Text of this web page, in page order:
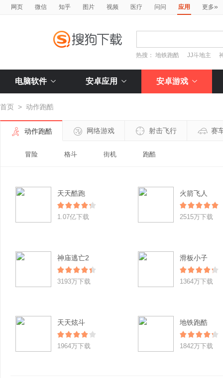
网页 微信 知乎 图片 视频 医疗 问问 应用 更多»
热搜：地铁跑酷 JJ斗地主
电脑软件 安卓应用 安卓游戏
首页 > 动作跑酷
动作跑酷 网络游戏 射击飞行 赛
冒险 格斗 街机 跑酷
天天酷跑
1.07亿下载
火箭飞人
2515万下载
神庙逃亡2
3193万下载
滑板小子
1364万下载
天天炫斗
1964万下载
地铁跑酷
1842万下载